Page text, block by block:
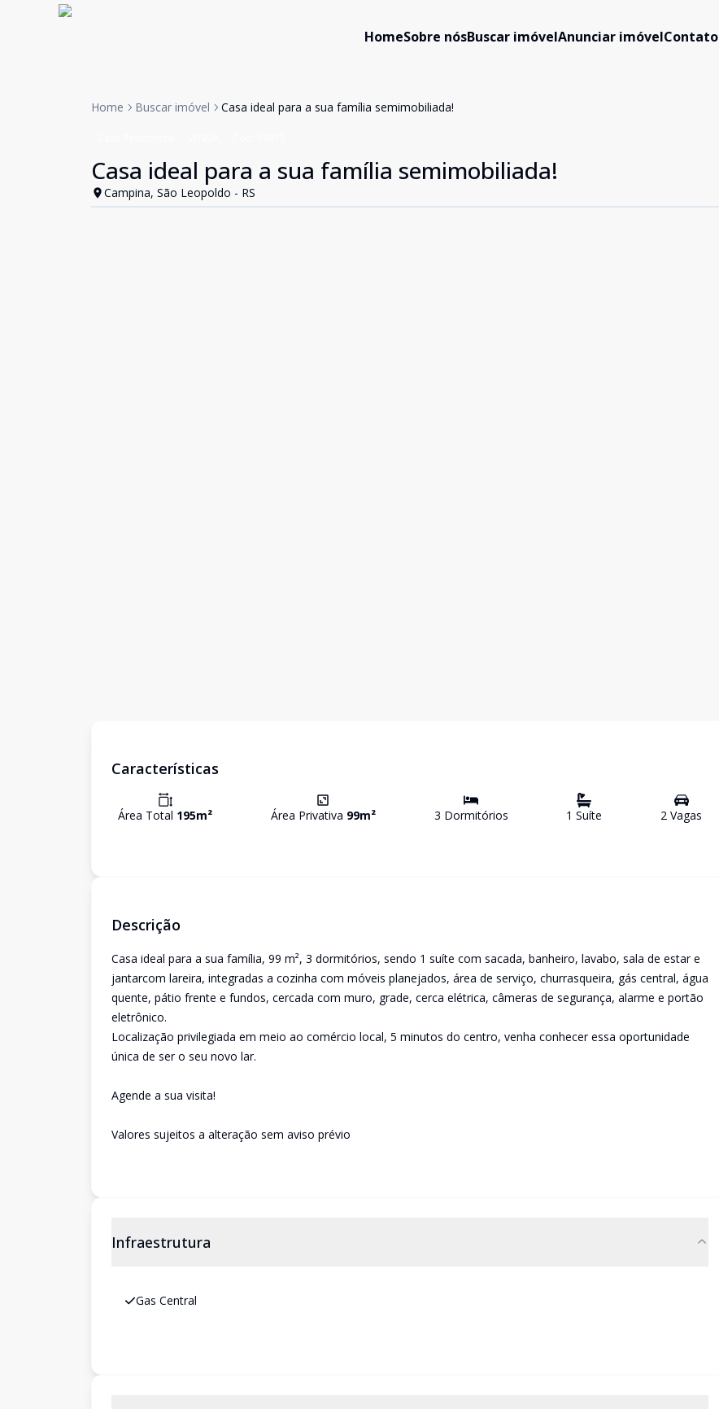
HomeSobre nósBuscar imóvelAnunciar imóvelContato
Home Buscar imóvel Casa ideal para a sua família semimobiliada!
Casa ideal para a sua família semimobiliada!
Campina, São Leopoldo - RS
Características
Área Total 195m² Área Privativa 99m² 3 Dormitórios 1 Suíte 2 Vagas
Descrição
Casa ideal para a sua família, 99 m², 3 dormitórios, sendo 1 suíte com sacada, banheiro, lavabo, sala de estar e
jantarcom lareira, integradas a cozinha com móveis planejados, área de serviço, churrasqueira, gás central, água
quente, pátio frente e fundos, cercada com muro, grade, cerca elétrica, câmeras de segurança, alarme e portão
eletrônico.
Localização privilegiada em meio ao comércio local, 5 minutos do centro, venha conhecer essa oportunidade
única de ser o seu novo lar.
Agende a sua visita!
Valores sujeitos a alteração sem aviso prévio
Infraestrutura
Gas Central